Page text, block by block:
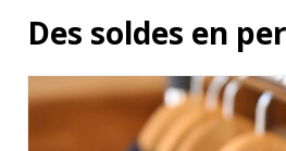
Des soldes en